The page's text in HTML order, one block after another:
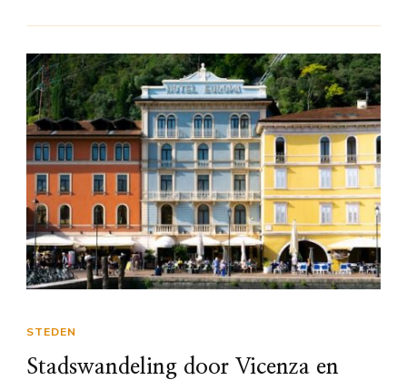
STEDEN
Stadswandeling door Vicenza en